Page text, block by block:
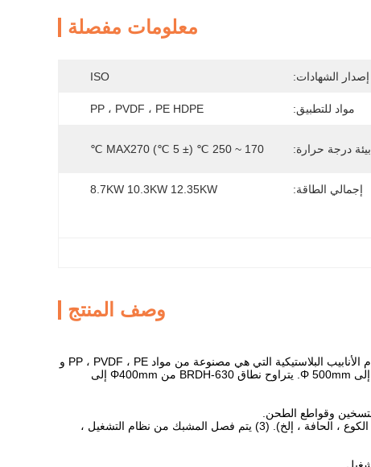
معلومات مفصلة
إصدار الشهادات: ISO
مواد للتطبيق: PP ، PVDF ، PE HDPE
بيئة درجة حرارة: 170 ~ 250 ℃ (± 5 ℃) MAX270 ℃
إجمالي الطاقة: 8.7KW 10.3KW 12.35KW
وصف المنتج
آلات لحام الأنابيب HDpe ، BRHD-450/500/630 ، هي آلة لحام 380 فولت ، تستخدم في وظيفة لحام الأنابيب البلاستيكية التي هي مصنوعة من مواد PP ، PVDF ، PE و
HDPE. يتراوح قطر BRDH-450 من 280 ملم إلى 450 ملم. ونطاق BRDH-500 هو من Φ 315mm إلى Φ 500mm. يتراوح نطاق BRDH-630 من Φ400mm إلى
(2) المشبك قابل للفصل ، والذي يمكن استخدامه في لحام وصلات الأنابيب الخاصة (نقطة الإنطلاق ، الكوع ، الحافة ، إلخ). (3) يتم فصل المشبك من نظام التشغيل ،